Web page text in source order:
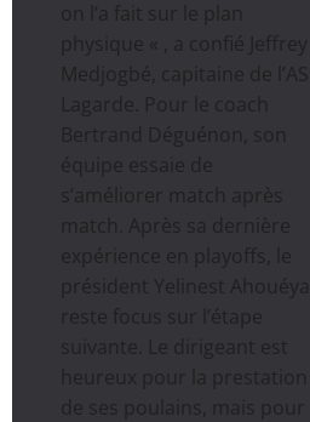
on l’a fait sur le plan
physique « , a confié Jeffrey
Medjogbé, capitaine de l’AS
Lagarde. Pour le coach
Bertrand Déguénon, son
équipe essaie de
s’améliorer match après
match. Après sa dernière
expérience en playoffs, le
président Yelinest Ahouéya
reste focus sur l’étape
suivante. Le dirigeant est
heureux pour la prestation
de ses poulains, mais pour